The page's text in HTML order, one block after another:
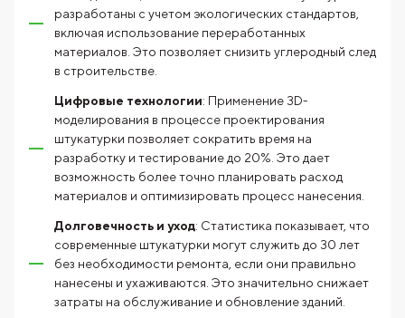
разработаны с учетом экологических стандартов,
включая использование переработанных
материалов. Это позволяет снизить углеродный след
в строительстве.
Цифровые технологии: Применение 3D-
моделирования в процессе проектирования
штукатурки позволяет сократить время на
разработку и тестирование до 20%. Это дает
возможность более точно планировать расход
материалов и оптимизировать процесс нанесения.
Долговечность и уход: Статистика показывает, что
современные штукатурки могут служить до 30 лет
без необходимости ремонта, если они правильно
нанесены и ухаживаются. Это значительно снижает
затраты на обслуживание и обновление зданий.